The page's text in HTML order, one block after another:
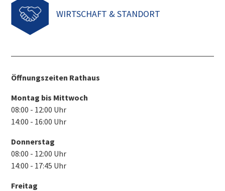
WIRTSCHAFT & STANDORT
Öffnungszeiten Rathaus
Montag bis Mittwoch
08:00 - 12:00 Uhr
14:00 - 16:00 Uhr
Donnerstag
08:00 - 12:00 Uhr
14:00 - 17:45 Uhr
Freitag